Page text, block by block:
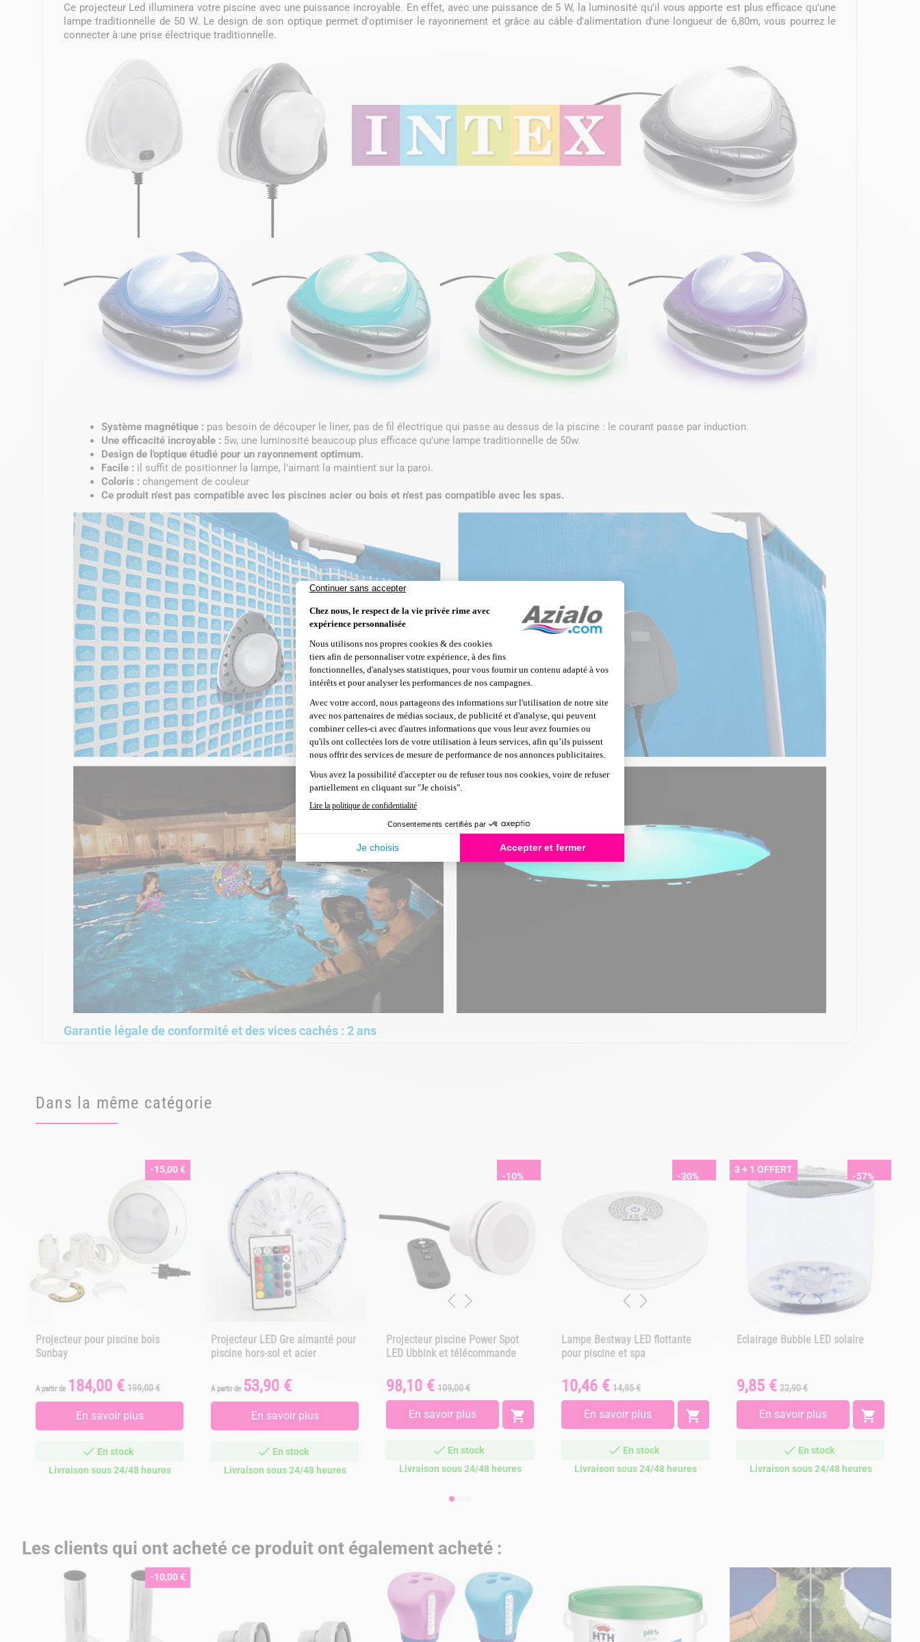
Ce projecteur Led illuminera votre piscine avec une puissance incroyable. En effet, avec une puissance de 5 W, la luminosité qu'il vous apporte est plus efficace qu'une
lampe traditionnelle de 50 W. Le design de son optique permet d'optimiser le rayonnement et grâce au câble d'alimentation d'une longueur de 6,80m, vous pourrez le
connecter à une prise électrique traditionnelle.
Système magnétique : pas besoin de découper le liner, pas de fil électrique qui passe au dessus de la piscine : le courant passe par induction.
Une efficacité incroyable : 5w, une luminosité beaucoup plus efficace qu'une lampe traditionnelle de 50w.
Design de l'optique étudié pour un rayonnement optimum.
Facile : il suffit de positionner la lampe, l'aimant la maintient sur la paroi.
Coloris : changement de couleur
Ce produit n'est pas compatible avec les piscines acier ou bois et n'est pas compatible avec les spas.
Garantie légale de conformité et des vices cachés : 2 ans
Dans la même catégorie
-15,00 €
Projecteur pour piscine bois
Sunbay
A partir de Prix
184,00 € Prix
base
199,00 €
En savoir plus
En stock
Livraison sous 24/48 heures
Projecteur LED Gre aimanté pour
piscine hors-sol et acier
A partir de Prix
53,90 €
En savoir plus
En stock
Livraison sous 24/48 heures
-10%
Projecteur piscine Power Spot
LED Ubbink et télécommande
Prix
98,10 € Prix
de
base
109,00 €
En savoir plus 
En stock
Livraison sous 24/48 heures
-30%
Lampe Bestway LED flottante
pour piscine et spa
Prix
10,46 € Prix
de
base
14,95 €
En savoir plus 
En stock
Livraison sous 24/48 heures
3 + 1 OFFERT
-57%
Eclairage Bubble LED solaire
Prix
9,85 € Prix
de
base
22,90 €
En savoir plus 
En stock
Livraison sous 24/48 heures
Les clients qui ont acheté ce produit ont également acheté :
-10,00 €